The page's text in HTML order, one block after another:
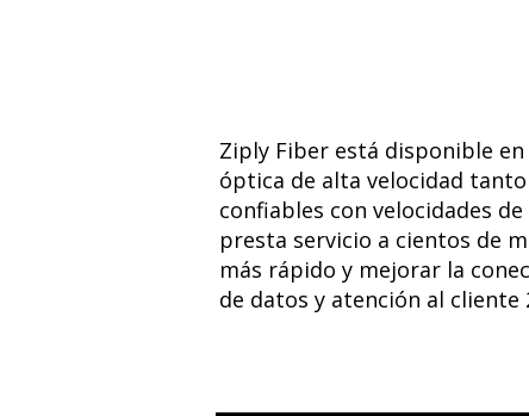
Ziply Fiber está disponible
óptica de alta velocidad
confiables con velocidades
presta servicio a cientos de
más rápido y mejorar la
de datos y atención al cliente